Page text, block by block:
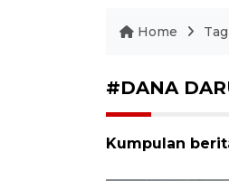
Home Tag
#DANA
Kumpulan